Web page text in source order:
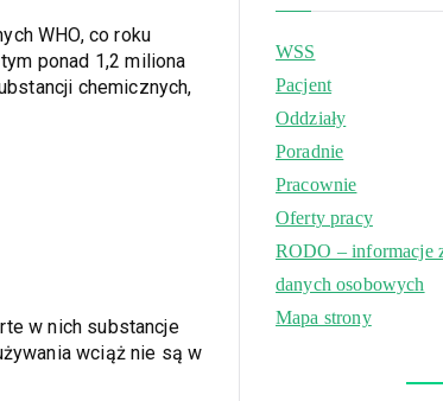
WHO, co roku
ponad 1,2 miliona
chemicznych,
w nich substancje
wciąż nie są w
WSS
Pacjent
Oddziały
Poradnie
Pracownie
Oferty pracy
RODO – informacje
danych osobowych
Mapa strony